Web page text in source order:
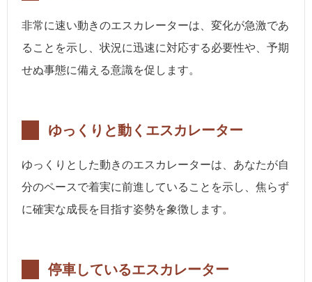
非常に速い動きのエスカレーターは、変化が急激であ
ることを示し、状況に迅速に対応する必要性や、予期
せぬ事態に備える意識を促します。
ゆっくりと動くエスカレーター
ゆっくりとした動きのエスカレーターは、あなたが自
分のペースで着実に前進していることを示し、焦らず
に確実な成長を目指す姿勢を象徴します。
停車しているエスカレーター